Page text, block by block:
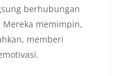
berhubungan
Mereka memimpin,
memberi